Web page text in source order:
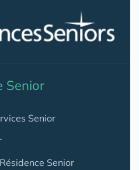
Senior
Senior
Senior